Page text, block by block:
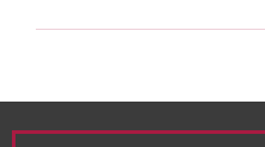
Об обмене
расторжении